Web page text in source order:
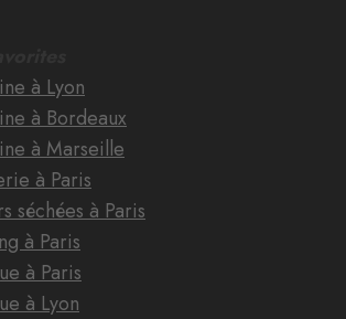
à Lyon
à Bordeaux
à Marseille
à Paris
séchées à Paris
à Paris
à Paris
à Lyon